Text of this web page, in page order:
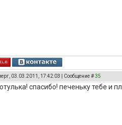
03.03.2011, 17:42:03 | Сообщение #35
спасибо! печеньку тебе и